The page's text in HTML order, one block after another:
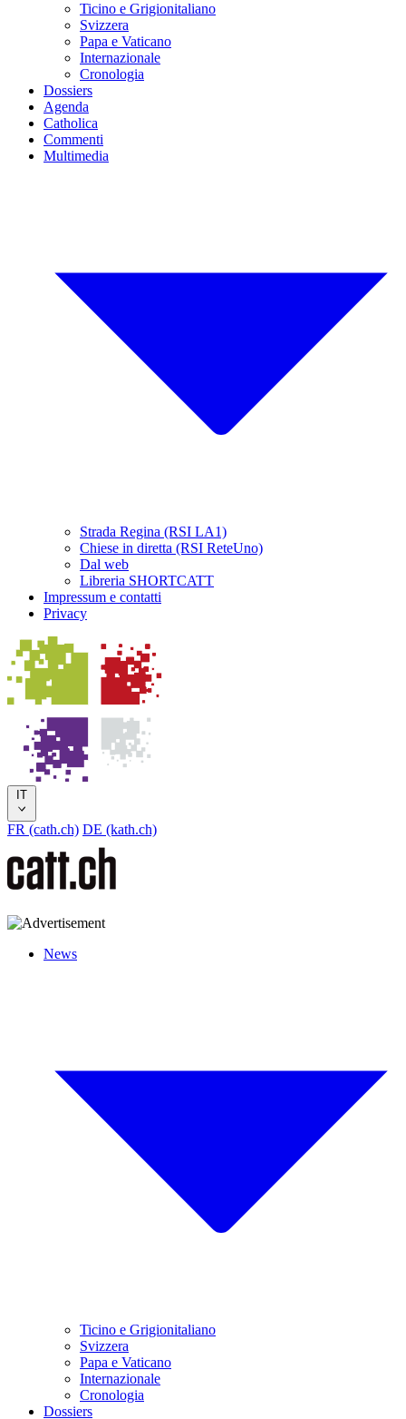
Ticino e Grigionitaliano
Svizzera
Papa e Vaticano
Internazionale
Cronologia
Dossiers
Agenda
Catholica
Commenti
Multimedia
Strada Regina (RSI LA1)
Chiese in diretta (RSI ReteUno)
Dal web
Libreria SHORTCATT
Impressum e contatti
Privacy
IT
FR (cath.ch) DE (kath.ch)
News
Ticino e Grigionitaliano
Svizzera
Papa e Vaticano
Internazionale
Cronologia
Dossiers